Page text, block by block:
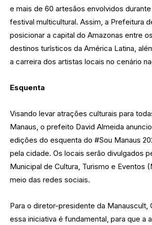
e mais de 60 artesãos envolvidos
festival multicultural. Assim, a Prefeitura
posicionar a capital do Amazonas entre
destinos turísticos da América Latina,
a carreira dos artistas locais no cenário
Esquenta
Visando levar atrações culturais para
Manaus, o prefeito David Almeida
edições do esquenta do #Sou Manaus
pela cidade. Os locais serão divulgados
Municipal de Cultura, Turismo e Eventos
meio das redes sociais.
Para o diretor-presidente da Manauscult,
essa iniciativa é fundamental, para que a